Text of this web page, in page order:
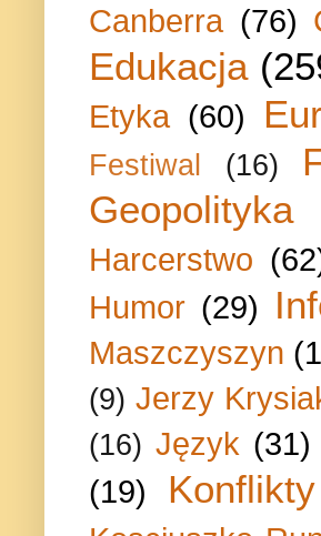
Canberra (76)
Edukacja
Etyka (60)
Festiwal (16)
Geopolityka
Harcerstwo
Humor (29)
Maszczyszyn
(9) Jerzy
(16) Język (31)
(19) Konflikty